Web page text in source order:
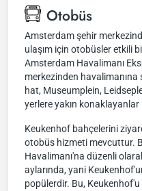
Otobüs
Amsterdam şehir
ulaşım için otobüsler etkili
Amsterdam Havalimanı
merkezinden havalimanına
hat, Museumplein,
yerlere yakın konaklayanlar
Keukenhof bahçelerini
otobüs hizmeti mevcuttur.
Havalimanı'na düzenli
aylarında, yani
popülerdir. Bu,